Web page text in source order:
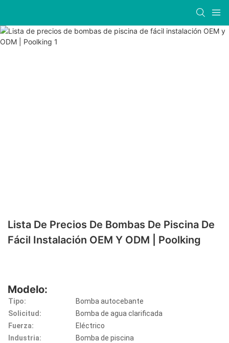
Lista De Precios De Bombas De Piscina De
Fácil Instalación OEM Y ODM | Poolking
Modelo:
Tipo:
Bomba autocebante
Solicitud:
Bomba de agua clarificada
Fuerza:
Eléctrico
Industria:
Bomba de piscina